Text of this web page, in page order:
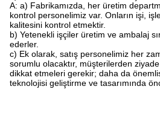
A: a) Fabrikamızda, her üretim
kontrol personelimiz var. Onların işi,
kalitesini kontrol etmektir.
b) Yetenekli işçiler üretim ve ambalaj
ederler.
c) Ek olarak, satış personelimiz her
sorumlu olacaktır, müşterilerden
dikkat etmeleri gerekir; daha da
teknolojisi geliştirme ve tasarımında